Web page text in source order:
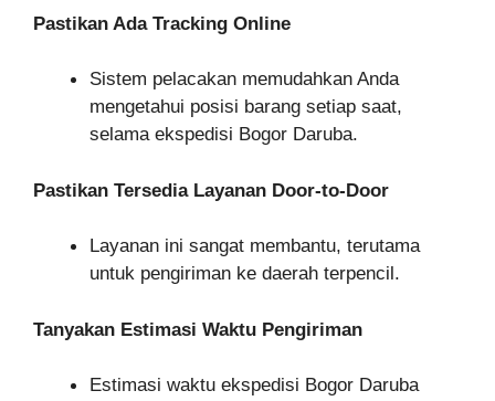
Pastikan Ada Tracking Online
Sistem pelacakan memudahkan Anda
mengetahui posisi barang setiap saat,
selama ekspedisi Bogor Daruba.
Pastikan Tersedia Layanan Door-to-Door
Layanan ini sangat membantu, terutama
untuk pengiriman ke daerah terpencil.
Tanyakan Estimasi Waktu Pengiriman
Estimasi waktu ekspedisi Bogor Daruba